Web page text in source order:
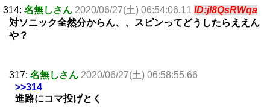
314: 名無しさん 2020/06/27(土) 06:54:06.11 ID:jl8QsRWqa
対ソニック全然分からん、、スピンってどうしたらええん
や？
317: 名無しさん 2020/06/27(土) 06:58:55.66
>>314
進路にコマ投げとく